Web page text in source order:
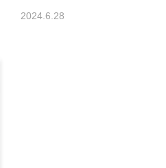
2024.6.28